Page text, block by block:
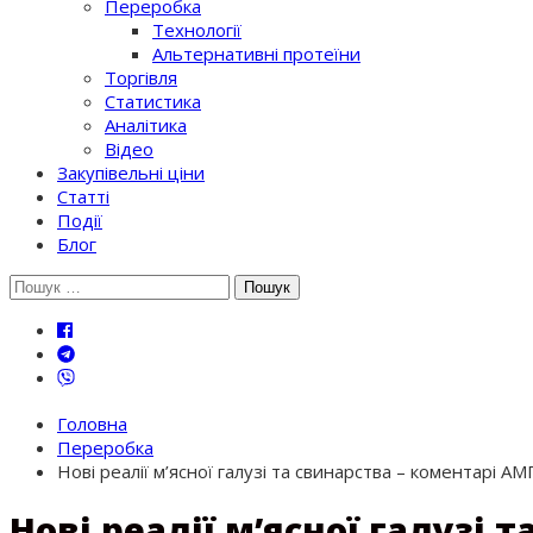
Переробка
Технології
Альтернативні протеїни
Торгівля
Статистика
Аналітика
Відео
Закупівельні ціни
Статті
Події
Блог
Шукати:
Головна
Переробка
Нові реалії м’ясної галузі та свинарства – коментарі